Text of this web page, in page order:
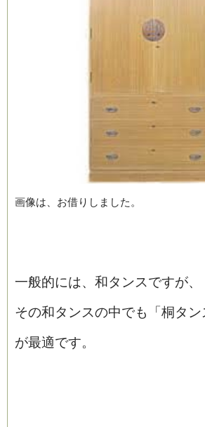
画像は、お借りしました。
一般的には、和タンスですが、
その和タンスの中でも「桐タン
が最適です。